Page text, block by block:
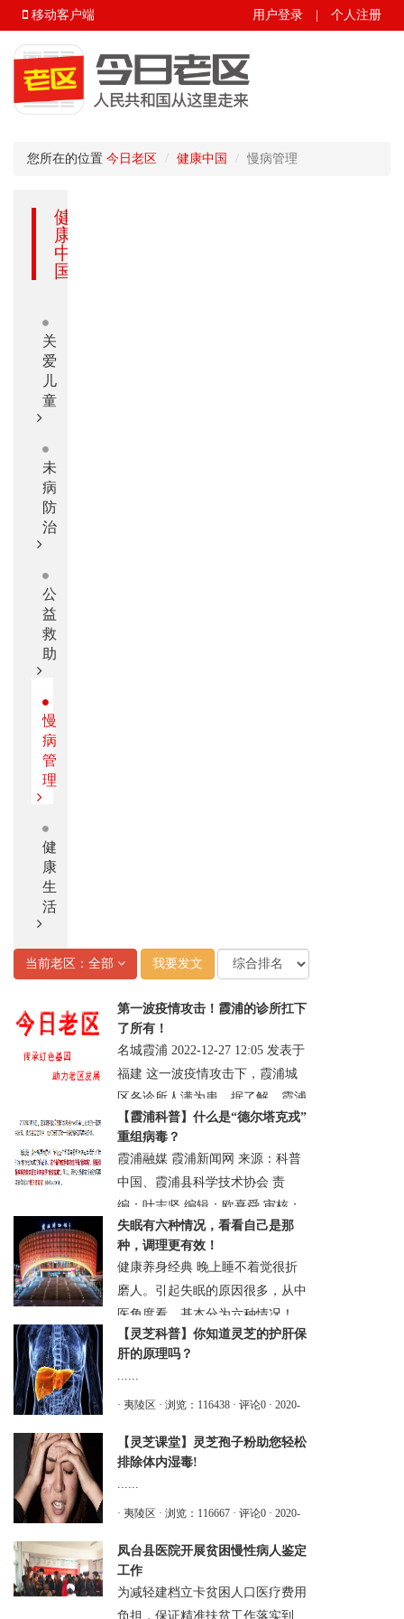
用户登录 个人注册
移动客户端
您所在的位置 今日老区 健康中国 慢病管理
健
康
中
国
关
爱
儿
童
未
病
防
治
公
益
救
助
慢
病
管
理
健
康
生
活
当前老区：全部 我要发文
第一波疫情攻击！霞浦的诊所扛下
了所有！
名城霞浦 2022-12-27 12:05 发表于
福建 这一波疫情攻击下，霞浦城
区各诊所人满为患。据了解，霞浦
有一家诊所一天接诊病人500多
名。大家生的都是同一......
· 霞浦县 · 浏览：69446 · 评论0
· 2022-12-
27 20:01:00.0
【霞浦科普】什么是“德尔塔克戎”
重组病毒？
霞浦融媒 霞浦新闻网 来源：科普
中国、霞浦县科学技术协会 责
编：叶志坚 编辑：欧熹舜 审核：
郑培銮 监制：卢 伟......
· 霞浦县 · 浏览：82923 · 评论0 · 2022-03-
17 19:00:08.0
失眠有六种情况，看看自己是那
种，调理更有效！
健康养身经典 晚上睡不着觉很折
磨人。引起失眠的原因很多，从中
医角度看，基本分为六种情况！
一、老做噩梦，睡不踏实 这类人
属于营气不足型。睡觉时整晚......
07-04 20:10:30.0
【灵芝科普】你知道灵芝的护肝保
肝的原理吗？
· 夷陵区 · 浏览：116438 · 评论0 · 2020-
【灵芝课堂】灵芝孢子粉助您轻松
排除体内湿毒!
· 夷陵区 · 浏览：116667 · 评论0 · 2020-
凤台县医院开展贫困慢性病人鉴定
工作
为减轻建档立卡贫困人口医疗费用
负担，保证精准扶贫工作落实到